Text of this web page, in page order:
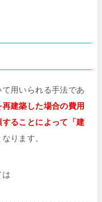
用いられる手法であ
建築した場合の費用
ることによって「建
なります。
は